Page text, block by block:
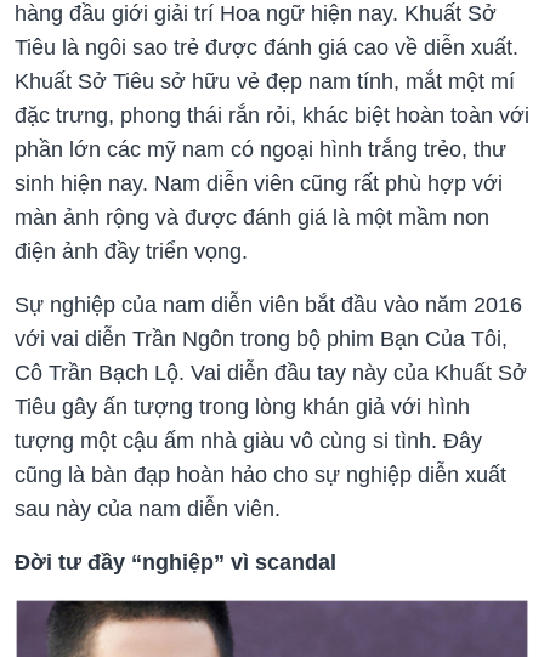
hàng đầu giới giải trí Hoa ngữ hiện nay. Khuất Sở
Tiêu là ngôi sao trẻ được đánh giá cao về diễn xuất.
Khuất Sở Tiêu sở hữu vẻ đẹp nam tính, mắt một mí
đặc trưng, phong thái rắn rỏi, khác biệt hoàn toàn với
phần lớn các mỹ nam có ngoại hình trắng trẻo, thư
sinh hiện nay. Nam diễn viên cũng rất phù hợp với
màn ảnh rộng và được đánh giá là một mầm non
điện ảnh đầy triển vọng.
Sự nghiệp của nam diễn viên bắt đầu vào năm 2016
với vai diễn Trần Ngôn trong bộ phim Bạn Của Tôi,
Cô Trần Bạch Lộ. Vai diễn đầu tay này của Khuất Sở
Tiêu gây ấn tượng trong lòng khán giả với hình
tượng một cậu ấm nhà giàu vô cùng si tình. Đây
cũng là bàn đạp hoàn hảo cho sự nghiệp diễn xuất
sau này của nam diễn viên.
Đời tư đầy “nghiệp” vì scandal